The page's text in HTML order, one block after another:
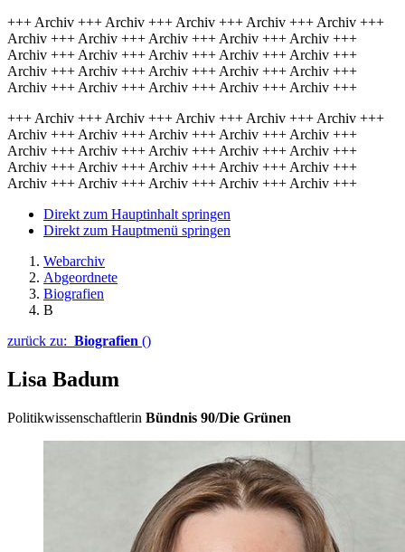
+++ Archiv +++ Archiv +++ Archiv +++ Archiv +++ Archiv +++
Archiv +++ Archiv +++ Archiv +++ Archiv +++ Archiv +++
Archiv +++ Archiv +++ Archiv +++ Archiv +++ Archiv +++
Archiv +++ Archiv +++ Archiv +++ Archiv +++ Archiv +++
Archiv +++ Archiv +++ Archiv +++ Archiv +++ Archiv +++
+++ Archiv +++ Archiv +++ Archiv +++ Archiv +++ Archiv +++
Archiv +++ Archiv +++ Archiv +++ Archiv +++ Archiv +++
Archiv +++ Archiv +++ Archiv +++ Archiv +++ Archiv +++
Archiv +++ Archiv +++ Archiv +++ Archiv +++ Archiv +++
Archiv +++ Archiv +++ Archiv +++ Archiv +++ Archiv +++
Direkt zum Hauptinhalt springen
Direkt zum Hauptmenü springen
Webarchiv
Abgeordnete
Biografien
B
zurück zu: Biografien ()
Lisa Badum
Politikwissenschaftlerin Bündnis 90/Die Grünen